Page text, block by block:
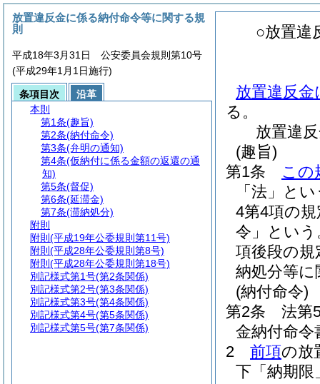
○放置違
放置違反
る。
放置違
(趣旨)
第1条
この
「法」と
4第4項の
令」という
項後段の
納処分等
(納付命令)
第2条
法第
金納付命令
2
前項の放
下「納期
放置違反金に係る納付命令等に関する規
則
平成18年3月31日 公安委員会規則第10号
(平成29年1月1日施行)
条項目次
沿革
本則
第1条(趣旨)
第2条(納付命令)
第3条(弁明の通知)
第4条(仮納付に係る金額の返還の通
知)
第5条(督促)
第6条(延滞金)
第7条(滞納処分)
附則
附則 (平成19年公委規則第11号)
附則 (平成28年公委規則第8号)
附則 (平成28年公委規則第18号)
別記様式第1号(第2条関係)
別記様式第2号(第3条関係)
別記様式第3号(第4条関係)
別記様式第4号(第5条関係)
別記様式第5号(第7条関係)